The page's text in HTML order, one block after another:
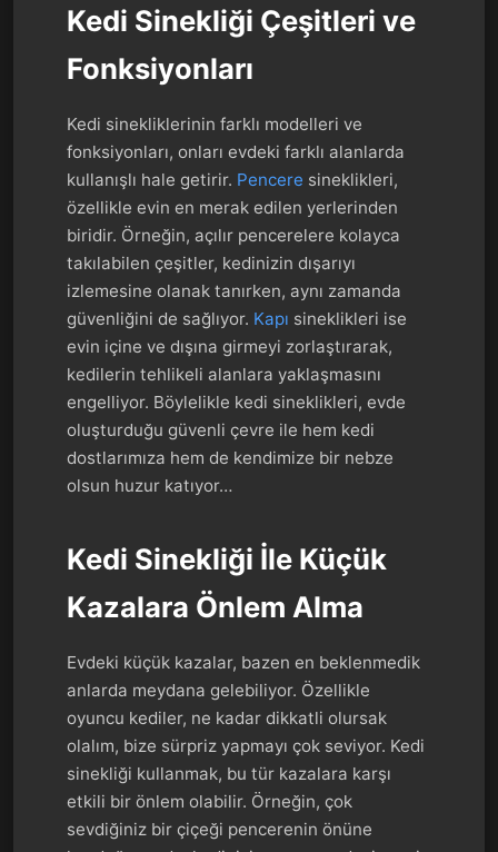
Kedi Sinekliği Çeşitleri ve
Fonksiyonları
Kedi sinekliklerinin farklı modelleri ve
fonksiyonları, onları evdeki farklı alanlarda
kullanışlı hale getirir. Pencere sineklikleri,
özellikle evin en merak edilen yerlerinden
biridir. Örneğin, açılır pencerelere kolayca
takılabilen çeşitler, kedinizin dışarıyı
izlemesine olanak tanırken, aynı zamanda
güvenliğini de sağlıyor. Kapı sineklikleri ise
evin içine ve dışına girmeyi zorlaştırarak,
kedilerin tehlikeli alanlara yaklaşmasını
engelliyor. Böylelikle kedi sineklikleri, evde
oluşturduğu güvenli çevre ile hem kedi
dostlarımıza hem de kendimize bir nebze
olsun huzur katıyor…
Kedi Sinekliği İle Küçük
Kazalara Önlem Alma
Evdeki küçük kazalar, bazen en beklenmedik
anlarda meydana gelebiliyor. Özellikle
oyuncu kediler, ne kadar dikkatli olursak
olalım, bize sürpriz yapmayı çok seviyor. Kedi
sinekliği kullanmak, bu tür kazalara karşı
etkili bir önlem olabilir. Örneğin, çok
sevdiğiniz bir çiçeği pencerenin önüne